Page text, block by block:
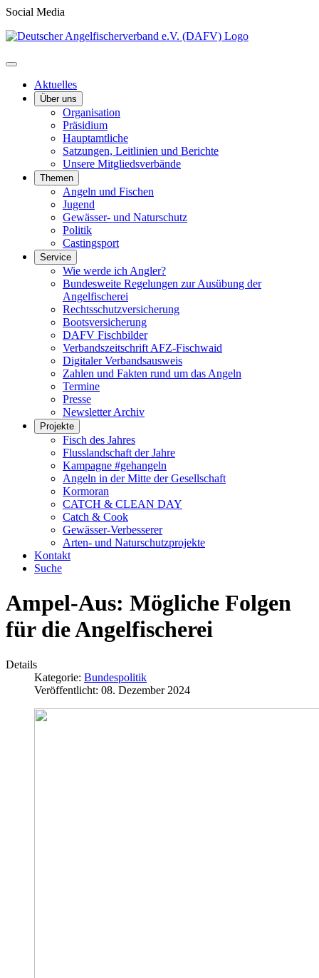
Social Media
Aktuelles
Über uns
Organisation
Präsidium
Hauptamtliche
Satzungen, Leitlinien und Berichte
Unsere Mitgliedsverbände
Themen
Angeln und Fischen
Jugend
Gewässer- und Naturschutz
Politik
Castingsport
Service
Wie werde ich Angler?
Bundesweite Regelungen zur Ausübung der
Angelfischerei
Rechtsschutzversicherung
Bootsversicherung
DAFV Fischbilder
Verbandszeitschrift AFZ-Fischwaid
Digitaler Verbandsausweis
Zahlen und Fakten rund um das Angeln
Termine
Presse
Newsletter Archiv
Projekte
Fisch des Jahres
Flusslandschaft der Jahre
Kampagne #gehangeln
Angeln in der Mitte der Gesellschaft
Kormoran
CATCH & CLEAN DAY
Catch & Cook
Gewässer-Verbesserer
Arten- und Naturschutzprojekte
Kontakt
Suche
Ampel-Aus: Mögliche Folgen
für die Angelfischerei
Details
Kategorie: Bundespolitik
Veröffentlicht: 08. Dezember 2024